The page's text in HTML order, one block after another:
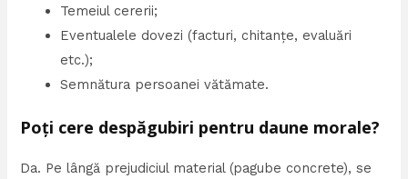
Temeiul cererii;
Eventualele dovezi (facturi, chitanțe, evaluări
etc.);
Semnătura persoanei vătămate.
Poți cere despăgubiri pentru daune morale?
Da. Pe lângă prejudiciul material (pagube concrete), se